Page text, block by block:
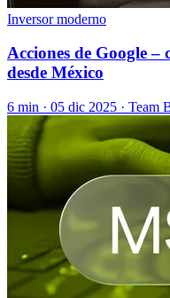
Inversor moderno
Acciones de Google
desde México
6 min · 05 dic 2025 · Team